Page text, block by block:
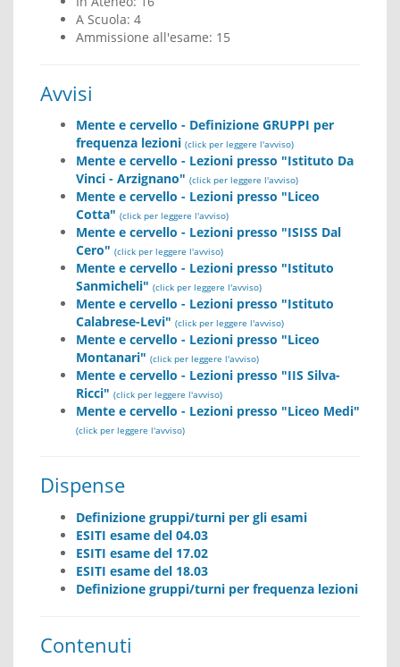
A Scuola: 4
Ammissione all'esame: 15
Avvisi
Mente e cervello - Definizione GRUPPI per
frequenza lezioni (click per leggere l'avviso)
Mente e cervello - Lezioni presso "Istituto Da
Vinci - Arzignano" (click per leggere l'avviso)
Mente e cervello - Lezioni presso "Liceo
Cotta" (click per leggere l'avviso)
Mente e cervello - Lezioni presso "ISISS Dal
Cero" (click per leggere l'avviso)
Mente e cervello - Lezioni presso "Istituto
Sanmicheli" (click per leggere l'avviso)
Mente e cervello - Lezioni presso "Istituto
Calabrese-Levi" (click per leggere l'avviso)
Mente e cervello - Lezioni presso "Liceo
Montanari" (click per leggere l'avviso)
Mente e cervello - Lezioni presso "IIS Silva-
Ricci" (click per leggere l'avviso)
Mente e cervello - Lezioni presso "Liceo Medi"
(click per leggere l'avviso)
Dispense
Definizione gruppi/turni per gli esami
ESITI esame del 04.03
ESITI esame del 17.02
ESITI esame del 18.03
Definizione gruppi/turni per frequenza lezioni
Contenuti